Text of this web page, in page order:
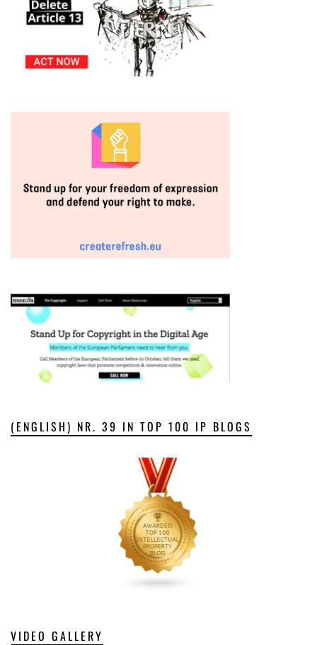
(ENGLISH) NR. 39 IN TOP 100 IP BLOGS
VIDEO GALLERY